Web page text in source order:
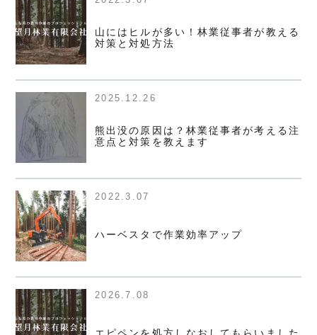
山にはヒルが多い！林業従事者が教える
対策と対処方法
熊出没の原因は？林業従事者が考える注
意点と対策を教えます
2025.12.26
ハーベスタで作業効率アップ
2022.3.07
エピペンを処方しなおしてもらいました
2026.7.08